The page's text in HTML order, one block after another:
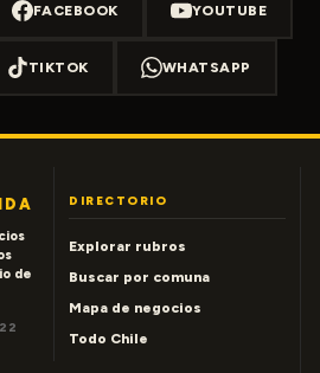
FACEBOOK YOUTUBE
TIKTOK WHATSAPP
de
DIRECTORIO
Explorar rubros
Buscar por comuna
Mapa de negocios
Todo Chile